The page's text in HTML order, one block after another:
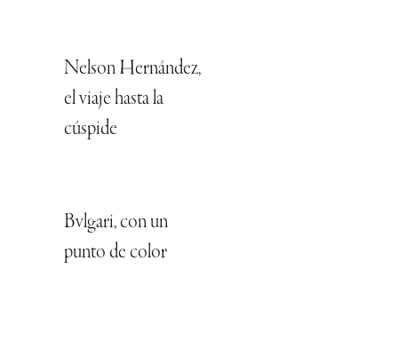
Nelson Hernández,
el viaje hasta la
cúspide
Bvlgari, con un
punto de color